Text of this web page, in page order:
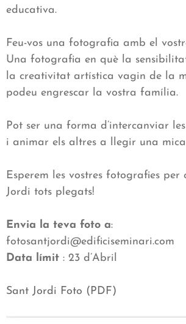
educativa.
Feu-vos una fotografia amb el
Una fotografia en què la
la creativitat artística vagin de la
podeu engrescar la vostra família.
Pot ser una forma d’intercanviar
i animar els altres a llegir una mica
Esperem les vostres fotografies per
Jordi tots plegats!
Envia la teva foto a:
fotosantjordi@edificiseminari.com
Data límit : 23 d’Abril
Sant Jordi Foto (PDF)